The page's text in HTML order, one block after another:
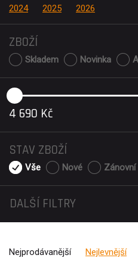
2024 2025 2026
ZBOŽÍ
Skladem Novinka
4 690 Kč
STAV ZBOŽÍ
Vše Nové Zánovní
DALŠÍ FILTRY
Nejprodávanější Nejlevnější